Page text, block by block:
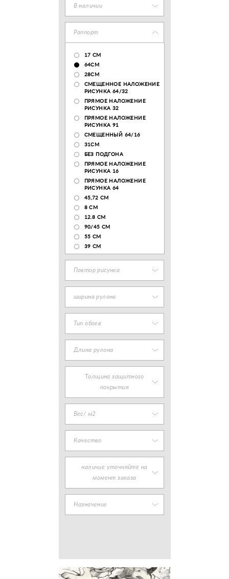
В наличии
Раппорт
17 CM
64СМ
28CM
СМЕЩЕННОЕ НАЛОЖЕНИЕ
РИСУНКА 64/32
ПРЯМОЕ НАЛОЖЕНИЕ
РИСУНКА 32
ПРЯМОЕ НАЛОЖЕНИЕ
РИСУНКА 91
СМЕЩЕННЫЙ 64/16
31СМ
БЕЗ ПОДГОНА
ПРЯМОЕ НАЛОЖЕНИЕ
РИСУНКА 16
ПРЯМОЕ НАЛОЖЕНИЕ
РИСУНКА 64
45,72 СМ
8 СМ
12.8 CM
90/45 СМ
55 СМ
39 СМ
Повтор рисунка
ширина рулона
Тип обоев
Длина рулона
Толщина защитного
покрытия
Вес/ м2
Качество
наличие уточняйте на
момент заказа
Назначение